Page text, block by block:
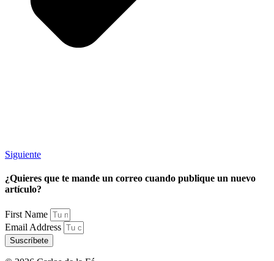
Siguiente
¿Quieres que te mande un correo cuando publique un nuevo
artículo?
First Name
Email Address
Suscríbete